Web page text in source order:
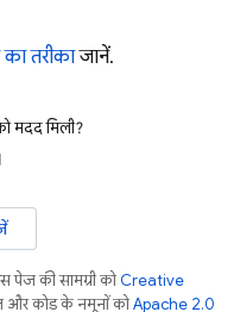
तरीकाजानें.
मदद मिली?
की सामग्री कोCreative
कोड के नमूनों कोApache 2.0